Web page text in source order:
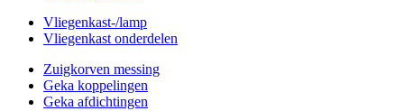
Vliegenkast-/lamp
Vliegenkast onderdelen
Zuigkorven messing
Geka koppelingen
Geka afdichtingen